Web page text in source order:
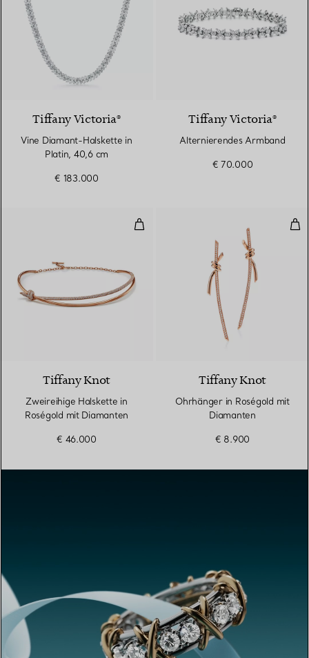
Tiffany Victoria®
Vine Diamant-Halskette in
Platin, 40,6 cm
€ 183.000
Tiffany Victoria®
Alternierendes Armband
€ 70.000
Zweireihige Halskette in
3 Materialien
Tiffany Knot
Zweireihige Halskette in
Roségold mit Diamanten
€ 46.000
Tiffany Knot
Ohrhänger in Roségold mit
Diamanten
€ 8.900